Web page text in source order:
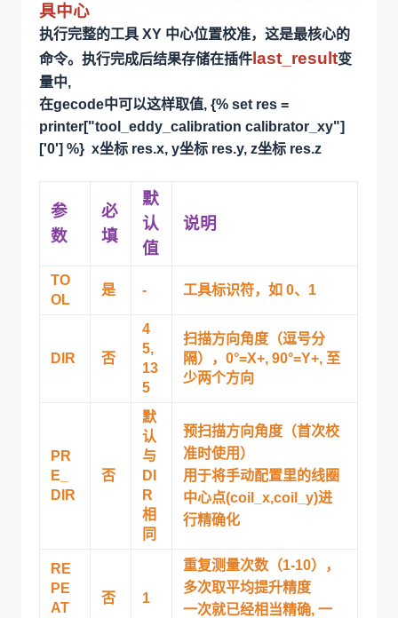
具中心
执行完整的工具 XY 中心位置校准，这是最核心的
命令。执行完成后结果存储在插件last_result变
量中,
在gecode中可以这样取值, {% set res =
printer["tool_eddy_calibration calibrator_xy"]
['0'] %} x坐标 res.x, y坐标 res.y, z坐标 res.z
参
数
必
填
默
认
值
说明
TO
OL
是 - 工具标识符，如 0、1
DIR 否
4
5,
13
5
扫描方向角度（逗号分
隔），0°=X+, 90°=Y+, 至
少两个方向
PR
E_
DIR
否
默
认
与
DI
R
相
同
预扫描方向角度（首次校
准时使用）
用于将手动配置里的线圈
中心点(coil_x,coil_y)进
行精确化
RE
PE
AT
否 1
重复测量次数（1-10），
多次取平均提升精度
一次就已经相当精确, 一